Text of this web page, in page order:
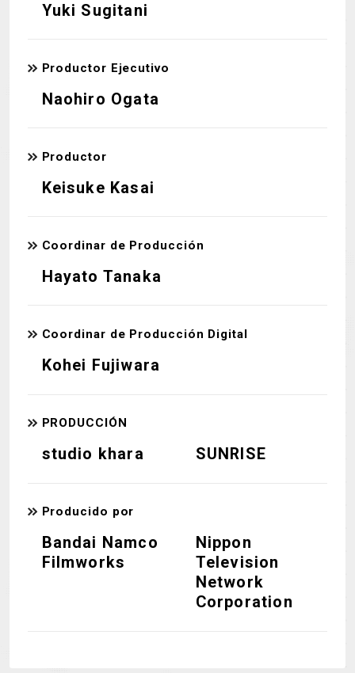
Yuki Sugitani
Productor Ejecutivo
Naohiro Ogata
Productor
Keisuke Kasai
Coordinar de Producción
Hayato Tanaka
Coordinar de Producción Digital
Kohei Fujiwara
PRODUCCIÓN
studio khara SUNRISE
Producido por
Bandai Namco
Filmworks
Nippon
Television
Network
Corporation